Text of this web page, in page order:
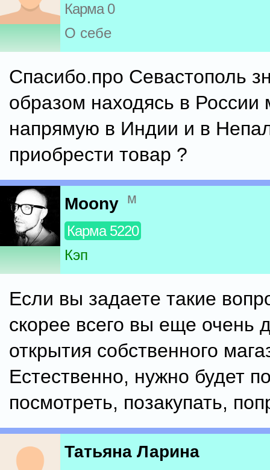
Карма 0
О себе
Спасибо.про Севастополь
образом находясь в России
напрямую в Индии и в
приобрести товар ?
Moony м
Карма 5220
Кэп
Если вы задаете такие
скорее всего вы еще очень
открытия собственного
Естественно, нужно будет
посмотреть, позакупать,
Татьяна Ларина